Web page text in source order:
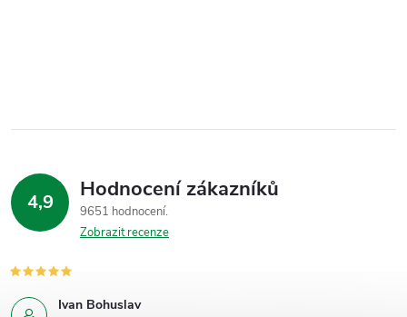
4,9 Hodnocení zákazníků
9651 hodnocení
Zobrazit recenze
Ivan Bohuslav